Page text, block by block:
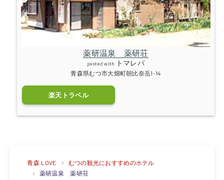
薬研温泉 薬研荘
posted with トマレバ
青森県むつ市大畑町朝比奈岳1-14
楽天トラベル
青森.LOVE
むつの観光におすすめのホテル
薬研温泉 薬研荘